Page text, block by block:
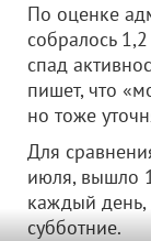
По оценке
собралось
спад
пишет, что
но тоже
Для
июля, вышло
каждый
субботние.